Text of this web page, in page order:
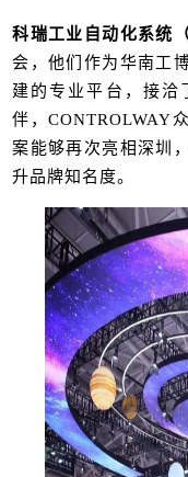
科瑞工业自动化系统
会，他们作为华南工
建的专业平台，接洽
伴，CONTROLWAY
案能够再次亮相深圳
升品牌知名度。